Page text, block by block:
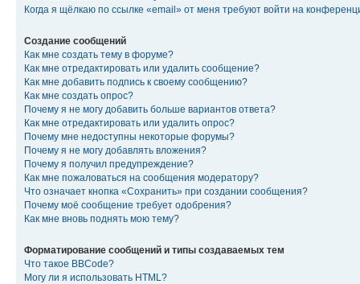
Когда я щёлкаю по ссылке «email» от меня требуют войти на
Создание сообщений
Как мне создать тему в форуме?
Как мне отредактировать или удалить сообщение?
Как мне добавить подпись к своему сообщению?
Как мне создать опрос?
Почему я не могу добавить больше вариантов ответа?
Как мне отредактировать или удалить опрос?
Почему мне недоступны некоторые форумы?
Почему я не могу добавлять вложения?
Почему я получил предупреждение?
Как мне пожаловаться на сообщения модератору?
Что означает кнопка «Сохранить» при создании сообщения?
Почему моё сообщение требует одобрения?
Как мне вновь поднять мою тему?
Форматирование сообщений и типы создаваемых тем
Что такое BBCode?
Могу ли я использовать HTML?